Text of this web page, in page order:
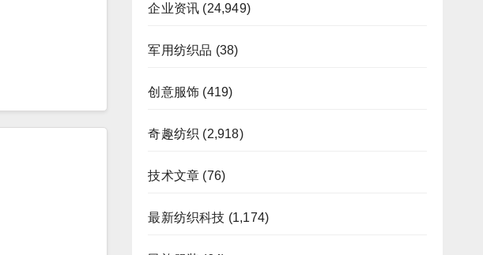
企业资讯 (24,949)
军用纺织品 (38)
创意服饰 (419)
奇趣纺织 (2,918)
技术文章 (76)
最新纺织科技 (1,174)